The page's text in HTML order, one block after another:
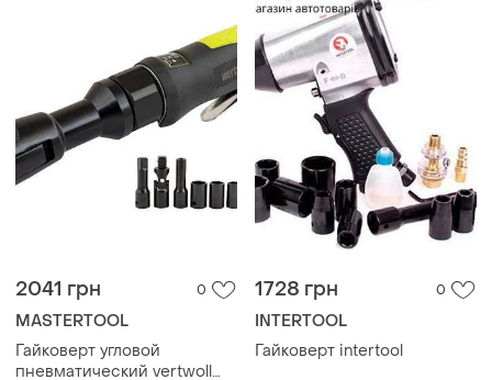
2041 грн 0
MASTERTOOL
Гайковерт угловой
пневматический vertwoll
1728 грн 0
INTERTOOL
Гайковерт intertool